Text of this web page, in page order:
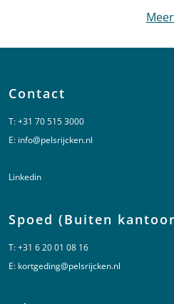
Contact
T:+31 70 515 3000
E: info@pelsrijcken.nl
Linkedin
Spoed (Buiten
T:+31 6 20 01 08 16
E: kortgeding@pelsrijcken.nl